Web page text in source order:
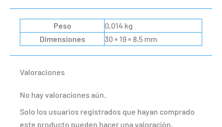
Peso
0,014 kg
Dimensiones
30 × 19 × 8,5 mm
Valoraciones
No hay valoraciones aún.
Solo los usuarios registrados que hayan comprado
este producto pueden hacer una valoración.